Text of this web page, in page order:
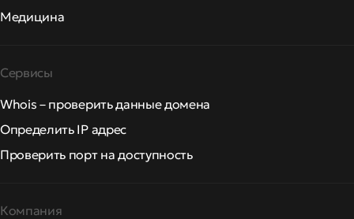
Медицина
Сервисы
Whois – проверить данные домена
Определить IP адрес
Проверить порт на доступность
Компания